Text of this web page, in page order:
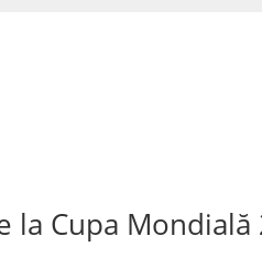
la Cupa Mondială